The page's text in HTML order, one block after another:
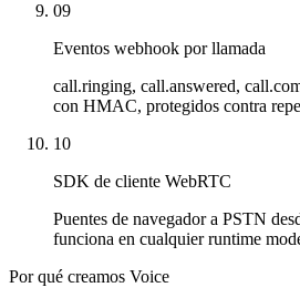
09
Eventos webhook por llamada
call.ringing, call.answered,
con HMAC, protegidos contra
10
SDK de cliente WebRTC
Puentes de navegador a PSTN
funciona en cualquier runtime
Por qué creamos Voice